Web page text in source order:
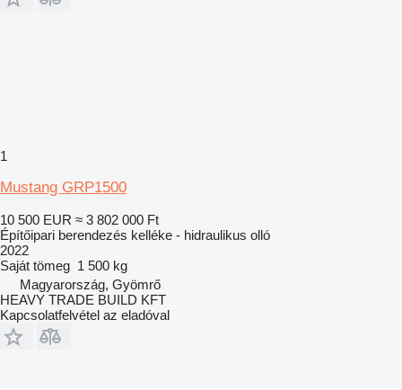
1
Mustang GRP1500
10 500 EUR ≈ 3 802 000 Ft
Építőipari berendezés kelléke - hidraulikus olló
2022
Saját tömeg 1 500 kg
Magyarország, Gyömrő
HEAVY TRADE BUILD KFT
Kapcsolatfelvétel az eladóval